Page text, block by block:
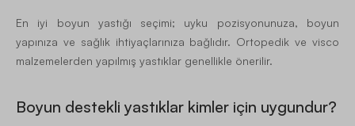
En iyi boyun yastığı seçimi; uyku pozisyonunuza, boyun
yapınıza ve sağlık ihtiyaçlarınıza bağlıdır. Ortopedik ve visco
malzemelerden yapılmış yastıklar genellikle önerilir.
Boyun destekli yastıklar kimler için uygundur?